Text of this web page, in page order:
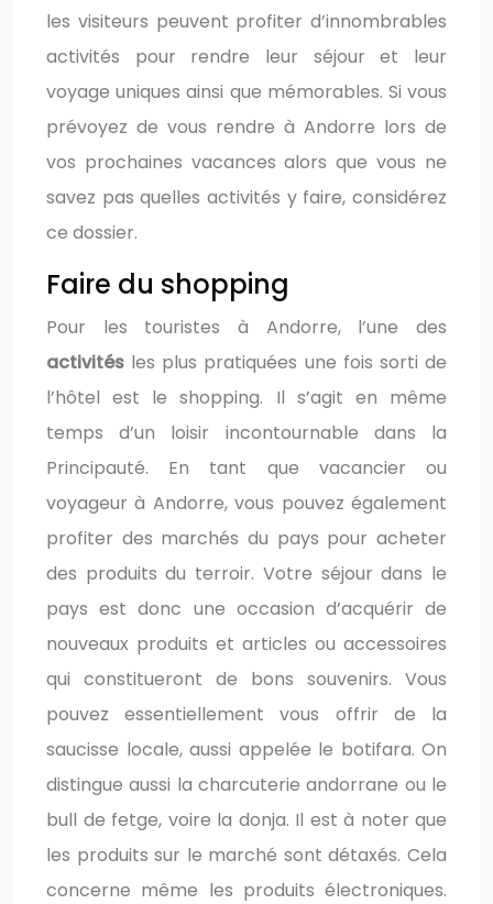
les visiteurs peuvent profiter d’innombrables
activités pour rendre leur séjour et leur
voyage uniques ainsi que mémorables. Si vous
prévoyez de vous rendre à Andorre lors de
vos prochaines vacances alors que vous ne
savez pas quelles activités y faire, considérez
ce dossier.
Faire du shopping
Pour les touristes à Andorre, l’une des
activités les plus pratiquées une fois sorti de
l’hôtel est le shopping. Il s’agit en même
temps d’un loisir incontournable dans la
Principauté. En tant que vacancier ou
voyageur à Andorre, vous pouvez également
profiter des marchés du pays pour acheter
des produits du terroir. Votre séjour dans le
pays est donc une occasion d’acquérir de
nouveaux produits et articles ou accessoires
qui constitueront de bons souvenirs. Vous
pouvez essentiellement vous offrir de la
saucisse locale, aussi appelée le botifara. On
distingue aussi la charcuterie andorrane ou le
bull de fetge, voire la donja. Il est à noter que
les produits sur le marché sont détaxés. Cela
concerne même les produits électroniques.